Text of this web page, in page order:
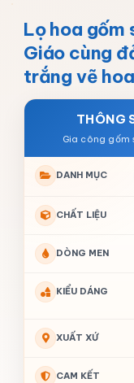
Lọ hoa gốm
Giáo cùng
trắng vẽ
THÔNG
DANH MỤC
CHẤT LIỆU
DÒNG MEN
KIỂU DÁNG
XUẤT XỨ
CAM KẾT